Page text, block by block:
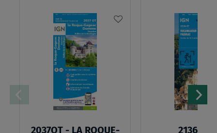
2037OT - LA ROQUE-
2136ET -